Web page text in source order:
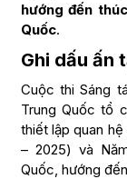
hướng đến
Quốc.
Ghi dấu ấn
Cuộc thi Sáng
Trung Quốc tổ
thiết lập quan
– 2025) và
Quốc, hướng